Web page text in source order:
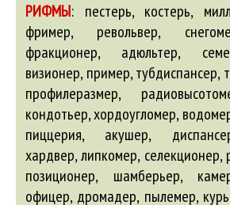
РИФМЫ: пестерь, костерь,
фример, револьвер,
фракционер, адюльтер,
визионер, пример, тубдиспансер,
профилеразмер,
кондотьер, хордоугломер,
пиццерия, акушер,
хардвер, липкомер,
позиционер, шамберьер,
офицер, дромадер, пылемер,